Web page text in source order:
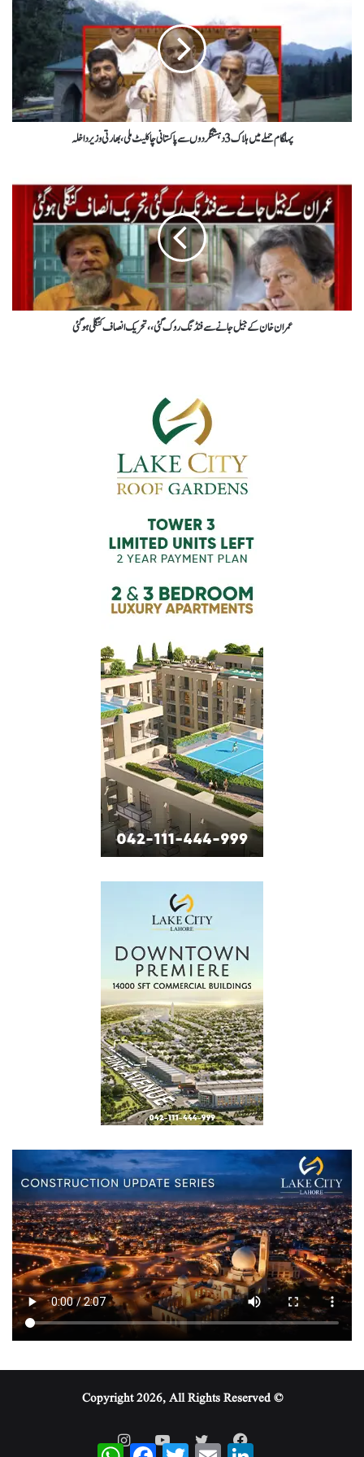
پہلگام حملے میں ہلاک3دہشتگردوں سےپاکستانی چاکلیٹ ملی،بھارتی وزیرداخلہ
عمران خان کےجیل جانے سےفنڈنگ روک گئی،،تحریک انصاف کنگلی ہو گئی
© Copyright 2026, All Rights Reserved
WhatsAppFacebookTwitterEmail
LinkedIn